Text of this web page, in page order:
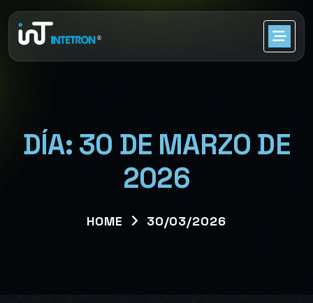
DÍA: 30 DE MARZO DE
2026
HOME 30/03/2026